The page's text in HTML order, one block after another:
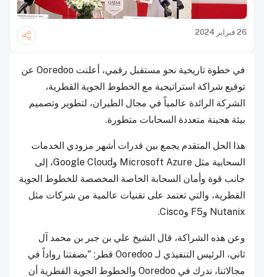
26 فبراير 2024
في خطوة تاريخية نحو مستقبل رقمي، أعلنت Ooredoo عن
توقيع شراكة استراتيجية مع الخطوط الجوية القطرية،
الشركة الرائدة عالمياً في مجال الطيران، لتطوير وتصميم
بيئة هجينة متعددة السحابات متطورة.
هذا الحل المتقدم يجمع بين قدرات أشهر مزودي الخدمات
السحابية مثل Microsoft Azure وGoogle Cloud، إلى
جانب قوة وأمان السحابة الخاصة المخصصة للخطوط الجوية
القطرية، والتي تعتمد على تقنيات عالمية من شركات مثل
Nutanix وF5 وCisco.
وعن هذه الشراكة، قال الشيخ علي بن جبر بن محمد آل
ثاني، الرئيس التنفيذي لـ Ooredoo قطر: "بصفتنا رواداً في
مجالاتنا، ندرك في Ooredoo والخطوط الجوية القطرية أن